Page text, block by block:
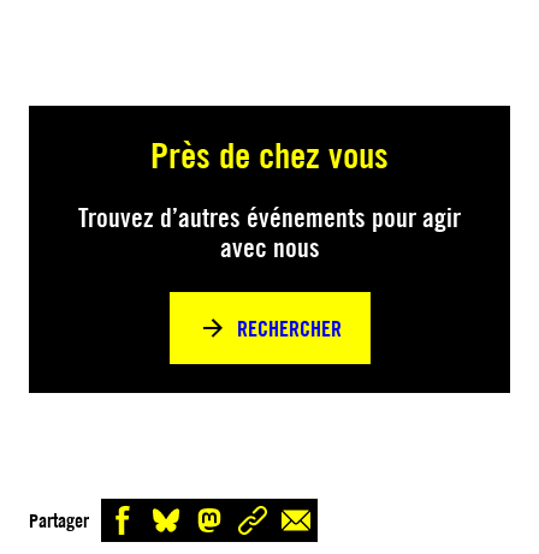
Près de chez vous
Trouvez d’autres événements pour agir
avec nous
RECHERCHER
Partager